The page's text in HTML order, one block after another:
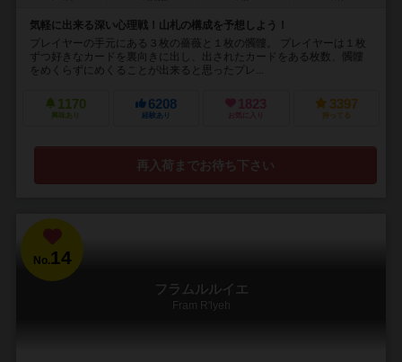
気軽に出来る深い心理戦！山札の構成を予想しよう！
プレイヤーの手元にある３枚の薔薇と１枚の髑髏。 プレイヤーは１枚
ずつ好きなカードを裏向きに出し、出されたカードをある枚数、髑髏
をめくらずにめくることが出来ると思ったプレ...
1170
興味あり
6208
経験あり
1823
お気に入り
3397
持ってる
再入荷までお待ち下さい
No.14
フラムルルイエ
Fram R'lyeh